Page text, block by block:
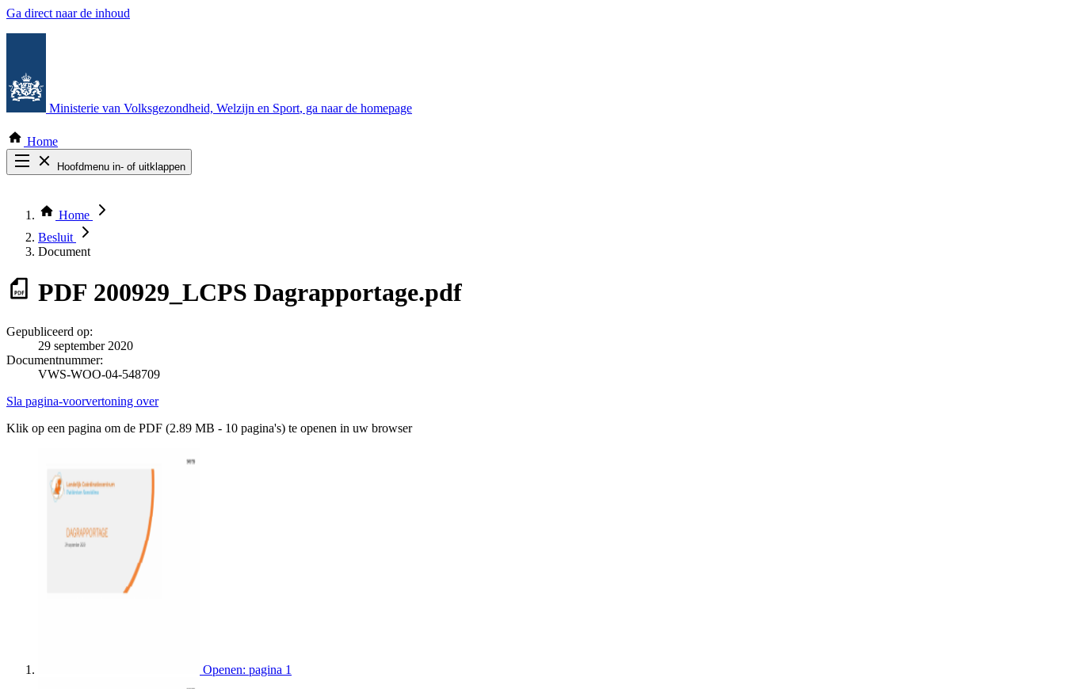
Ga direct naar de inhoud
Ministerie van Volksgezondheid, Welzijn en Sport, ga naar de homepage
Home
Hoofdmenu in- of uitklappen
Thema COVID-19
Bekijk per bestuursorgaan
Home
Besluit
Document
PDF 200929_LCPS Dagrapportage.pdf
Gepubliceerd op:
29 september 2020
Documentnummer:
VWS-WOO-04-548709
Sla pagina-voorvertoning over
Klik op een pagina om de PDF (2.89 MB - 10 pagina's) te openen in uw browser
Openen: pagina 1